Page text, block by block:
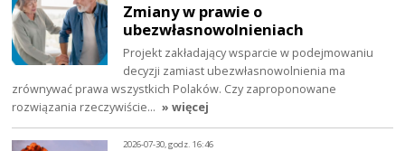
Zmiany w prawie o
ubezwłasnowolnieniach
Projekt zakładający wsparcie w podejmowaniu
decyzji zamiast ubezwłasnowolnienia ma
zrównywać prawa wszystkich Polaków. Czy zaproponowane
rozwiązania rzeczywiście… » więcej
2026-07-30, godz. 16:46